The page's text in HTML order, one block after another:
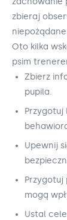
zbieraj
Oto kilka
psim
Zbierz
pupila.
Upewnij
mogą
Ustal